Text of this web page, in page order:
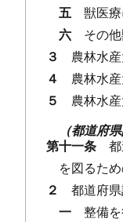
五 獣医
六 その
３ 農林水
４ 農林水
５ 農林水
（都道府
第十一条
を図るた
２ 都道府
一 整備